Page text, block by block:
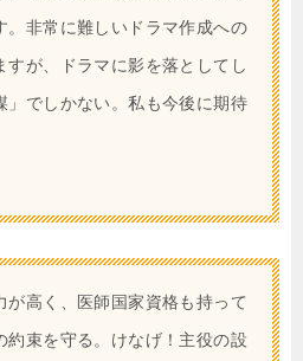
。非常に難しいドラマ作成への
すが、ドラマに影を落としてし
」でしかない。私も今後に期待
が高く、医師国家資格も持って
約束を守る。けなげ！主役の設